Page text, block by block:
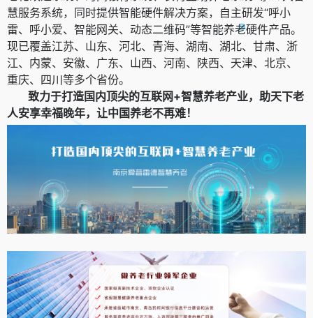
慧服务系统，同时提供智能硬件解决方案，自主研发“呼小
雷、呼小爱、智能网关、动态二维码”等智能养老硬件产品。
现已覆盖江苏、山东、河北、青海、湖南、湖北、甘肃、浙
江、内蒙、安徽、广东、山西、河南、陕西、天津、北京、
重庆、四川等多个省份。
致力于打造国内顶尖的互联网+智慧养老产业，助天下老
人安享幸福晚年，让中国养老不再难！